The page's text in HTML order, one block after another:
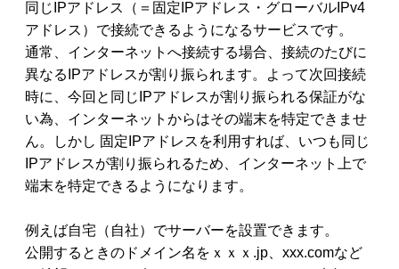
同じIPアドレス（＝固定IPアドレス・グローバルIPv4
アドレス）で接続できるようになるサービスです。
通常、インターネットへ接続する場合、接続のたびに
異なるIPアドレスが割り振られます。よって次回接続
時に、今回と同じIPアドレスが割り振られる保証がな
い為、インターネットからはその端末を特定できませ
ん。しかし 固定IPアドレスを利用すれば、いつも同じ
IPアドレスが割り振られるため、インターネット上で
端末を特定できるようになります。
例えば自宅（自社）でサーバーを設置できます。
公開するときのドメイン名をｘｘｘ.jp、xxx.comなど